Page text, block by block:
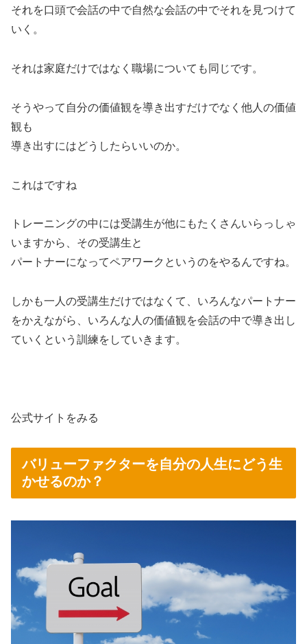
それを口頭で会話の中で自然な会話の中でそれを見つけて
いく。
それは家庭だけではなく職場についても同じです。
そうやって自分の価値観を導き出すだけでなく他人の価値
観も
導き出すにはどうしたらいいのか。
これはですね
トレーニングの中には受講生が他にもたくさんいらっしゃ
いますから、その受講生と
パートナーになってペアワークというのをやるんですね。
しかも一人の受講生だけではなくて、いろんなパートナー
をかえながら、いろんな人の価値観を会話の中で導き出し
ていくという訓練をしていきます。
公式サイトをみる
バリューファクターを自分の人生にどう生
かせるのか？